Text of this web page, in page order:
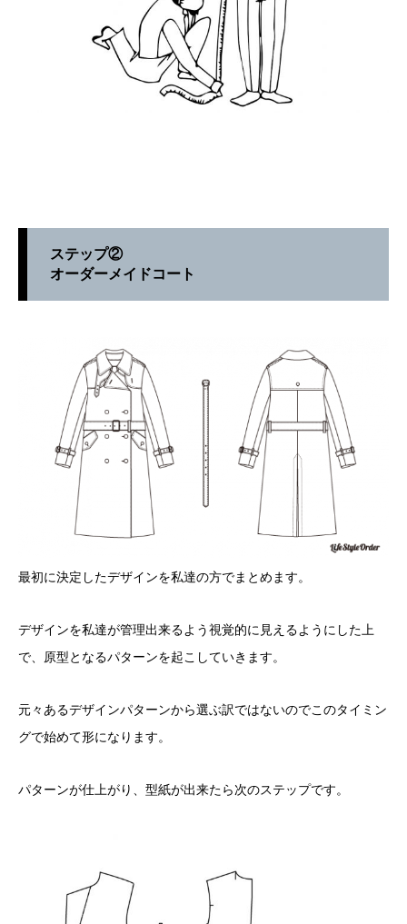
ステップ②
オーダーメイドコート
最初に決定したデザインを私達の方でまとめます。
デザインを私達が管理出来るよう視覚的に見えるようにした上
で、原型となるパターンを起こしていきます。
元々あるデザインパターンから選ぶ訳ではないのでこのタイミン
グで始めて形になります。
パターンが仕上がり、型紙が出来たら次のステップです。